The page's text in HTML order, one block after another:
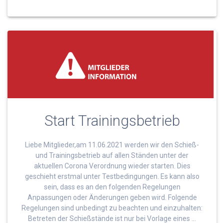
Start Trainingsbetrieb
Liebe Mitglieder,am 11.06.2021 werden wir den Schieß-
und Trainingsbetrieb auf allen Ständen unter der
aktuellen Corona Verordnung wieder starten. Dies
geschieht erstmal unter Testbedingungen. Es kann also
sein, dass es an den folgenden Regelungen
Anpassungen oder Änderungen geben wird. Folgende
Regelungen sind unbedingt zu beachten und einzuhalten:
Betreten der Schießstände ist nur bei Vorlage eines …